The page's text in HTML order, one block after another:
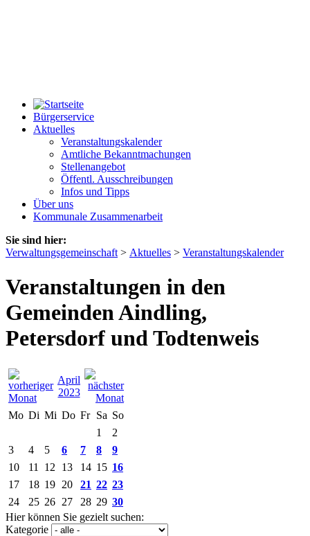
Bürgerservice
Aktuelles
Veranstaltungskalender
Amtliche Bekanntmachungen
Stellenangebot
Öffentl. Ausschreibungen
Infos und Tipps
Über uns
Kommunale Zusammenarbeit
Sie sind hier:
Verwaltungsgemeinschaft > Aktuelles > Veranstaltungskalender
Veranstaltungen in den
Gemeinden Aindling,
Petersdorf und Todtenweis
April
2023
Mo Di Mi Do Fr Sa So
1
2
3
4 5 6 7 8
9
10
11 12 13 14 15 16
17
18 19 20 21 22 23
24
25 26 27 28 29 30
Hier können Sie gezielt suchen:
Kategorie